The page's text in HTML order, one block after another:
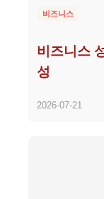
비즈니스
비즈니스
성
2026-07-21